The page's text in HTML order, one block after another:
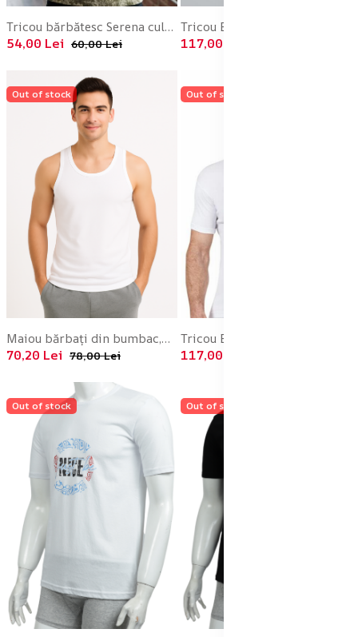
Tricou bărbătesc Serena culoare verde olive, Engros
54,00 Lei 60,00 Lei 117,00 Lei
Out of stock
Maiou bărbați din bumbac,Alb, Engros
70,20 Lei 78,00 Lei
Out of stock
117,00 Lei
Out of stock Out of stock